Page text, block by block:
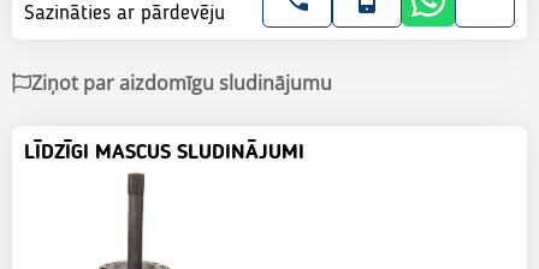
Sazināties ar pārdevēju
Ziņot par aizdomīgu sludinājumu
LĪDZĪGI MASCUS SLUDINĀJUMI